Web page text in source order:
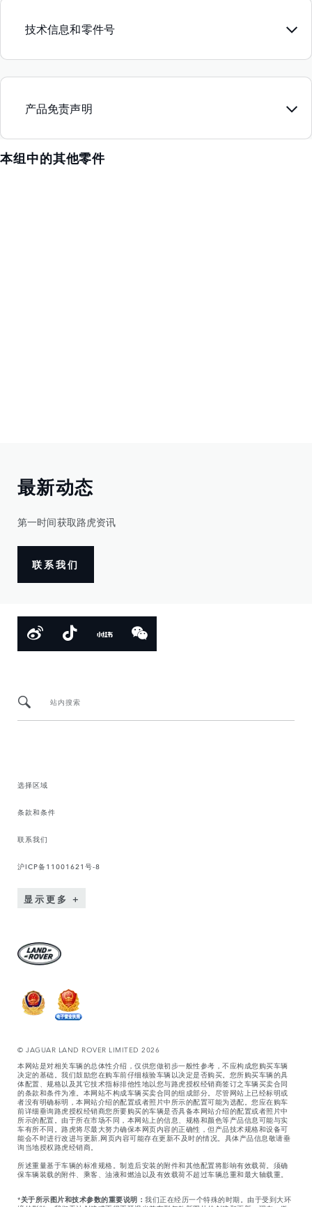
技术信息和零件号
产品免责声明
本组中的其他零件
最新动态
第一时间获取路虎资讯
联系我们
站内搜索
选择区域
条款和条件
联系我们
沪ICP备11001621号-8
显示更多
© JAGUAR LAND ROVER LIMITED 2026
本网站是对相关车辆的总体性介绍，仅供您做初步一般性参考，不应构成您购买车辆
决定的基础。我们鼓励您在购车前仔细核验车辆以决定是否购买。您所购买车辆的具
体配置、规格以及其它技术指标排他性地以您与路虎授权经销商签订之车辆买卖合同
的条款和条件为准。本网站不构成车辆买卖合同的组成部分。尽管网站上已经标明或
者没有明确标明，本网站介绍的配置或者照片中所示的配置可能为选配。您应在购车
前详细垂询路虎授权经销商您所要购买的车辆是否具备本网站介绍的配置或者照片中
所示的配置。由于所在市场不同，本网站上的信息、规格和颜色等产品信息可能与实
车有所不同。路虎将尽最大努力确保本网页内容的正确性，但产品技术规格和设备可
能会不时进行改进与更新,网页内容可能存在更新不及时的情况。具体产品信息敬请垂
询当地授权路虎经销商。
所述重量基于车辆的标准规格。制造后安装的附件和其他配置将影响有效载荷。须确
保车辆装载的附件、乘客、油液和燃油以及有效载荷不超过车辆总重和最大轴载重。
*关于所示图片和技术参数的重要说明： 我们正在经历一个特殊的时期。由于受到大环